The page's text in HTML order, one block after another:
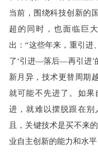
当前，围绕科技创新的
超的同时，也面临巨
出：“这些年来，重引进
了‘引进—落后—再引进’
新月异，技术更替周期
就可能不先进了。如果
进，就难以摆脱跟在别
且，关键技术是买不来
业自主创新的能力和水